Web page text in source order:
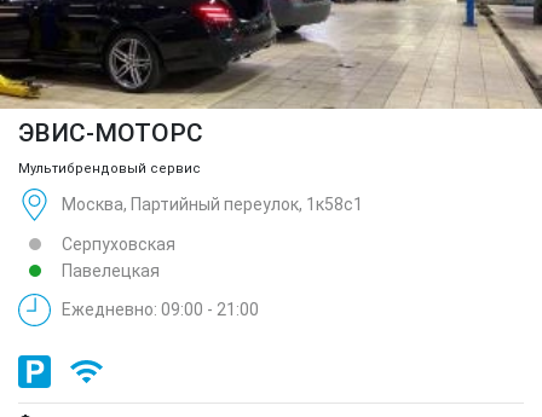
ЭВИС-МОТОРС
Мультибрендовый сервис
Москва, Партийный переулок, 1к58с1
Серпуховская
Павелецкая
Ежедневно: 09:00 - 21:00